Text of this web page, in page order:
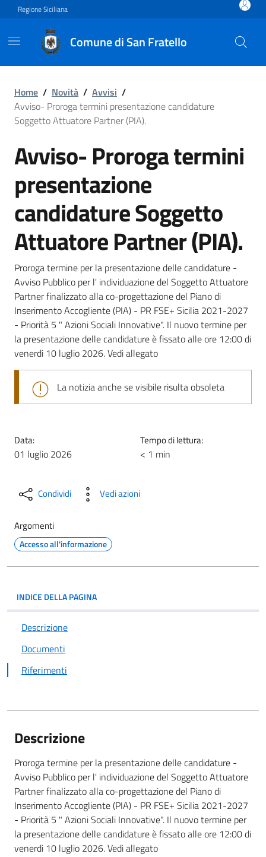
Vai ai contenuti
Vai al footer
Regione Siciliana
Comune di San Fratello
Avviso- Proroga termini
Home / Novità / Avvisi /
Avviso- Proroga termini presentazione candidature
Soggetto Attuatore Partner (PIA).
Avviso- Proroga termini
presentazione
candidature Soggetto
Attuatore Partner (PIA).
Proroga termine per la presentazione delle candidature -
Avviso Pubblico per l' individuazione del Soggetto Attuatore
Partner finalizzato alla co-progettazione del Piano di
Inserimento Accogliente (PIA) - PR FSE+ Sicilia 2021-2027
- Priorità 5 " Azioni Sociali Innovative". Il nuovo termine per
la presentazione delle candidature è fissato alle ore 12:00 di
venerdi 10 luglio 2026. Vedi allegato
La notizia anche se visibile risulta obsoleta
Data:
01 luglio 2026
Tempo di lettura:
< 1 min
Condividi Vedi azioni
Argomenti
Accesso all'informazione
INDICE DELLA PAGINA
Descrizione
Documenti
Riferimenti
Descrizione
Proroga termine per la presentazione delle candidature -
Avviso Pubblico per l' individuazione del Soggetto Attuatore
Partner finalizzato alla co-progettazione del Piano di
Inserimento Accogliente (PIA) - PR FSE+ Sicilia 2021-2027
- Priorità 5 " Azioni Sociali Innovative". Il nuovo termine per
la presentazione delle candidature è fissato alle ore 12:00 di
venerdi 10 luglio 2026. Vedi allegato